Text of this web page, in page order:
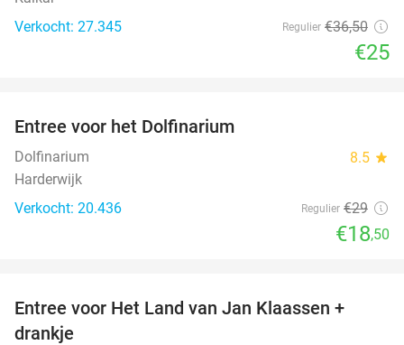
Verkocht: 27.345
Regulier €36,50
€25
Entree voor het Dolfinarium
Dolfinarium 8.5 star
Harderwijk
Verkocht: 20.436
Regulier €29
€18,50
Entree voor Het Land van Jan Klaassen +
drankje